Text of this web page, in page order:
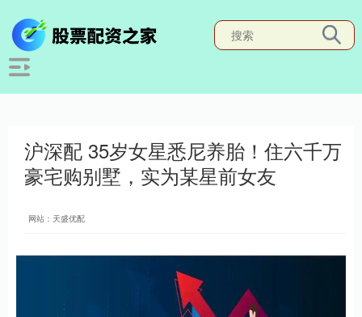
沪深配 35岁女星悉尼养胎！住六千万
豪宅购别墅，实为某星前女友
网站：天盛优配